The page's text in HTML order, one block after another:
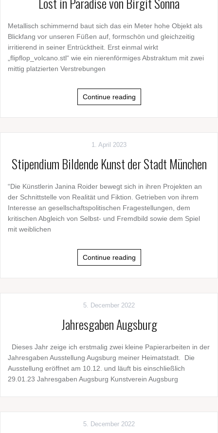
Metallisch schimmernd baut sich das ein Meter hohe Objekt als
Blickfang vor unseren Füßen auf, formschön und gleichzeitig
irritierend in seiner Entrücktheit. Erst einmal wirkt
„flipflop_volcano.stl“ wie ein nierenförmiges Abstraktum mit zwei
mittig platzierten Verstrebungen
Continue reading
1. April 2023
Stipendium Bildende Kunst der Stadt München
“Die Künstlerin Janina Roider bewegt sich in ihren Projekten an
der Schnittstelle von Realität und Fiktion. Getrieben von ihrem
Interesse an gesellschaftspolitischen Fragestellungen, dem
kritischen Abgleich von Selbst- und Fremdbild sowie dem Spiel
mit weiblichen
Continue reading
5. December 2022
Jahresgaben Augsburg
Dieses Jahr zeige ich erstmalig zwei kleine Papierarbeiten in der
Jahresgaben Ausstellung Augsburg meiner Heimatstadt. Die
Ausstellung eröffnet am 10.12. und läuft bis einschließlich
29.01.23 Jahresgaben Augsburg Kunstverein Augsburg
5. December 2022